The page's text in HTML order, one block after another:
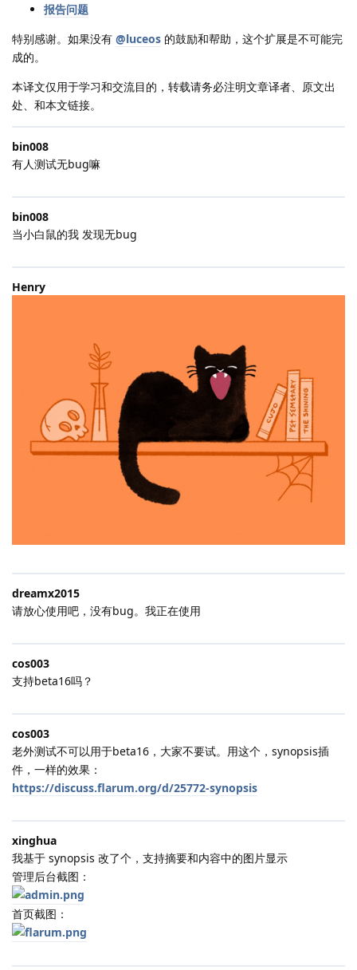
报告问题
特别感谢。如果没有 @luceos 的鼓励和帮助，这个扩展是不可能完
成的。
本译文仅用于学习和交流目的，转载请务必注明文章译者、原文出
处、和本文链接。
bin008
有人测试无bug嘛
bin008
当小白鼠的我 发现无bug
Henry
dreamx2015
请放心使用吧，没有bug。我正在使用
cos003
支持beta16吗？
cos003
老外测试不可以用于beta16，大家不要试。用这个，synopsis插
件，一样的效果：
https://discuss.flarum.org/d/25772-synopsis
xinghua
我基于 synopsis 改了个，支持摘要和内容中的图片显示
管理后台截图：
首页截图：